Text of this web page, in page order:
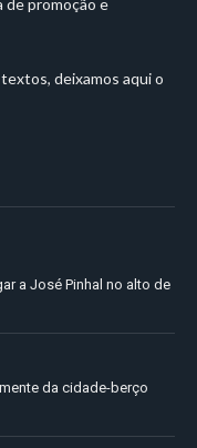
deixamos aqui o
a José Pinhal no alto de
da cidade-berço